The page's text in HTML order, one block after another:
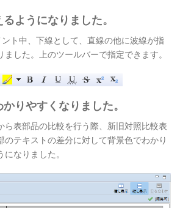
ようになりました。
ト中、下線として、直線の他に波線が指
した。上のツールバーで指定できます。
りやすくなりました。
ら表部品の比較を行う際、新旧対照比較表
のテキストの差分に対して背景色でわかり
なりました。